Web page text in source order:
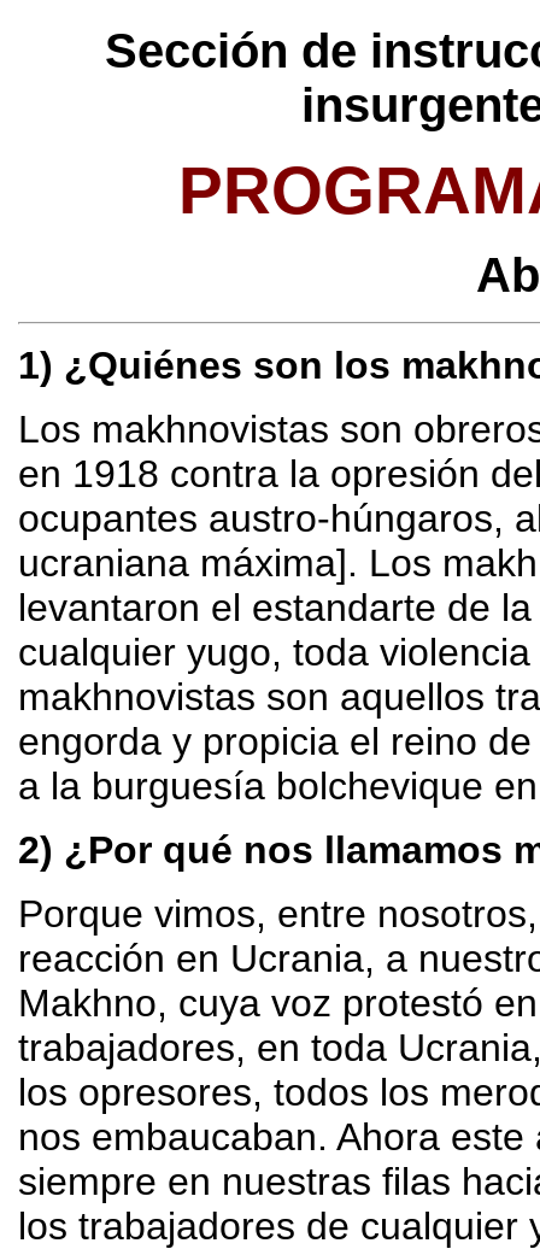
Sección de
1) ¿Quiénes son los
Los makhnovistas son
en 1918 contra la opresión
ocupantes austro-húngaros,
ucraniana máxima]. Los
levantaron el estandarte de
cualquier yugo, toda
makhnovistas son aquellos
engorda y propicia el reino
a la burguesía bolchevique
2) ¿Por qué nos llamamos
Porque vimos, entre
reacción en Ucrania, a
Makhno, cuya voz protestó
trabajadores, en toda
los opresores, todos los
nos embaucaban. Ahora
siempre en nuestras filas
los trabajadores de cualquier